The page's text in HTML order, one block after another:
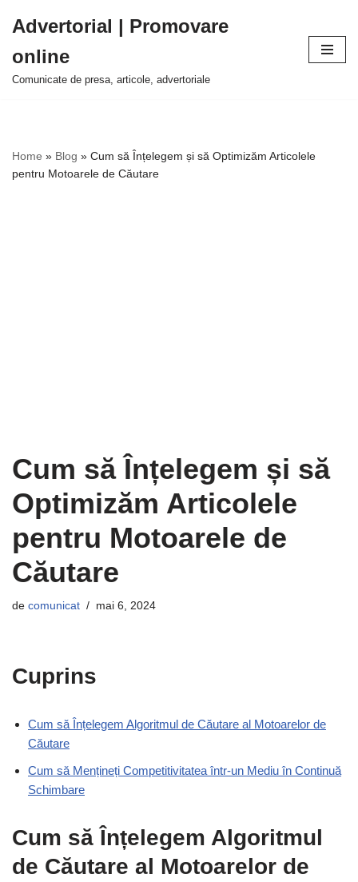
la
conținut
Advertorial | Promovare
online
Comunicate de presa, articole, advertoriale
Home » Blog » Cum să Înțelegem și să Optimizăm Articolele
pentru Motoarele de Căutare
Cum să Înțelegem și să
Optimizăm Articolele
pentru Motoarele de
Căutare
de comunicat mai 6, 2024
Cuprins
Cum să Înțelegem Algoritmul de Căutare al Motoarelor de
Căutare
Cum să Mențineți Competitivitatea într-un Mediu în Continuă
Schimbare
Cum să Înțelegem Algoritmul
de Căutare al Motoarelor de